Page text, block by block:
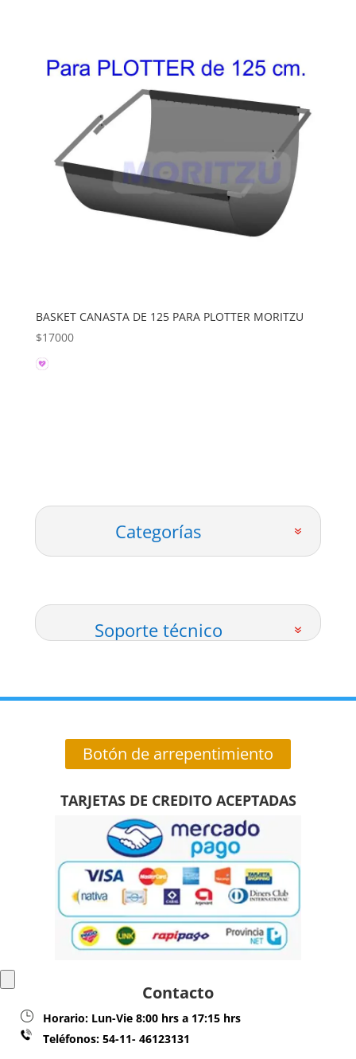
BASKET CANASTA DE 125 PARA PLOTTER MORITZU
$17000
Categorías
Soporte técnico
Botón de arrepentimiento
TARJETAS DE CREDITO ACEPTADAS
Contacto
Horario: Lun-Vie 8:00 hrs a 17:15 hrs
Teléfonos: 54-11- 46123131